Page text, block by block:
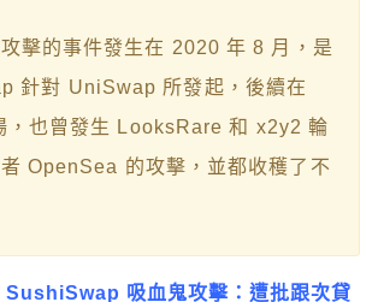
擊的事件發生在 2020 年 8 月，是
針對 UniSwap 所發起，後續在
，也曾發生 LooksRare 和 x2y2 輪
OpenSea 的攻擊，並都收穫了不
SushiSwap 吸血鬼攻擊：遭批跟次貸